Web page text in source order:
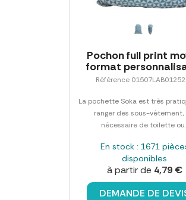
Pochon full print
format
Référence
La pochette Soka est très
ranger des sous-vêtement,
nécessaire de toilette
En stock : 1671
disponibles
à partir de 4,79 €
DEMANDE DE